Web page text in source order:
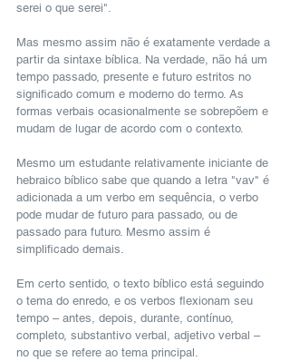
serei o que serei".
Mas mesmo assim não é exatamente verdade a
partir da sintaxe bíblica. Na verdade, não há um
tempo passado, presente e futuro estritos no
significado comum e moderno do termo. As
formas verbais ocasionalmente se sobrepõem e
mudam de lugar de acordo com o contexto.
Mesmo um estudante relativamente iniciante de
hebraico bíblico sabe que quando a letra "vav" é
adicionada a um verbo em sequência, o verbo
pode mudar de futuro para passado, ou de
passado para futuro. Mesmo assim é
simplificado demais.
Em certo sentido, o texto bíblico está seguindo
o tema do enredo, e os verbos flexionam seu
tempo – antes, depois, durante, contínuo,
completo, substantivo verbal, adjetivo verbal –
no que se refere ao tema principal.